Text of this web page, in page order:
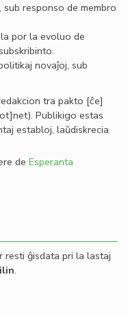
responso de membro
por la evoluo de
novaĵoj, sub
tra pakto [ĉe]
. Publikigo estas
establoj, laŭdiskrecia
de Esperanta
resti ĝisdata pri la lastaj
.